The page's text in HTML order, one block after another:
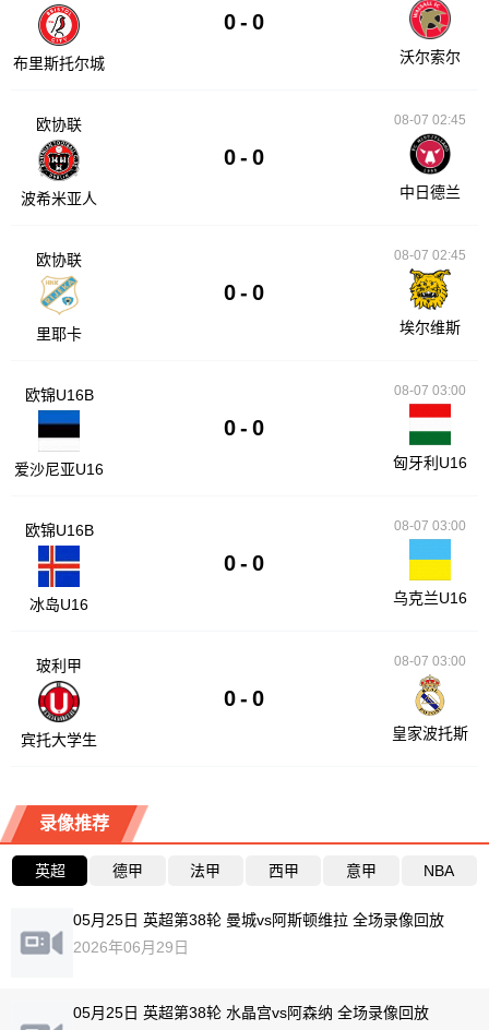
布里斯托尔城
0 - 0
沃尔索尔
欧协联
波希米亚人
0 - 0
08-07 02:45
中日德兰
欧协联
里耶卡
0 - 0
08-07 02:45
埃尔维斯
欧锦U16B
爱沙尼亚U16
0 - 0
08-07 03:00
匈牙利U16
欧锦U16B
冰岛U16
0 - 0
08-07 03:00
乌克兰U16
玻利甲
宾托大学生
0 - 0
08-07 03:00
皇家波托斯
录像推荐
英超 德甲 法甲 西甲 意甲 NBA
05月25日 英超第38轮 曼城vs阿斯顿维拉 全场录像回放
2026年06月29日
05月25日 英超第38轮 水晶宫vs阿森纳 全场录像回放